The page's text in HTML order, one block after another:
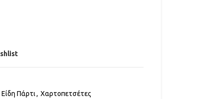
Είδη Πάρτι, Χαρτοπετσέτες